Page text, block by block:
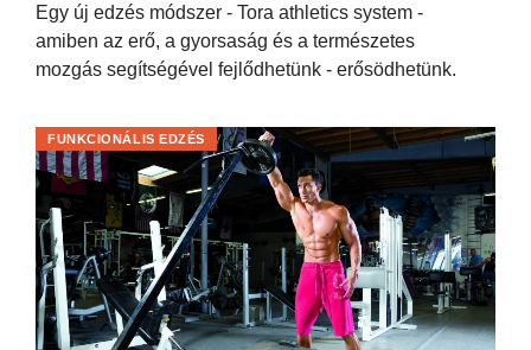
Egy új edzés módszer - Tora athletics system -
amiben az erő, a gyorsaság és a természetes
mozgás segítségével fejlődhetünk - erősödhetünk.
FUNKCIONÁLIS EDZÉS